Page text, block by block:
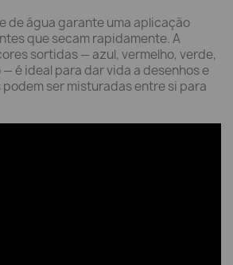
de água garante uma aplicação
que secam rapidamente. A
sortidas — azul, vermelho, verde,
é ideal para dar vida a desenhos e
ser misturadas entre si para